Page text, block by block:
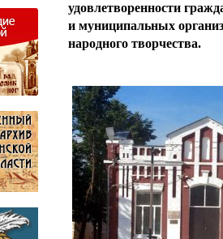
удовлетворенности
и муниципальных
народного творчества.